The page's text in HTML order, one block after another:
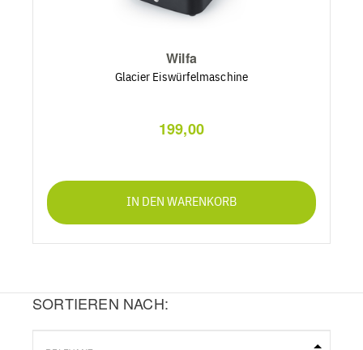
Wilfa
Glacier Eiswürfelmaschine
199,00
IN DEN WARENKORB
SORTIEREN NACH: